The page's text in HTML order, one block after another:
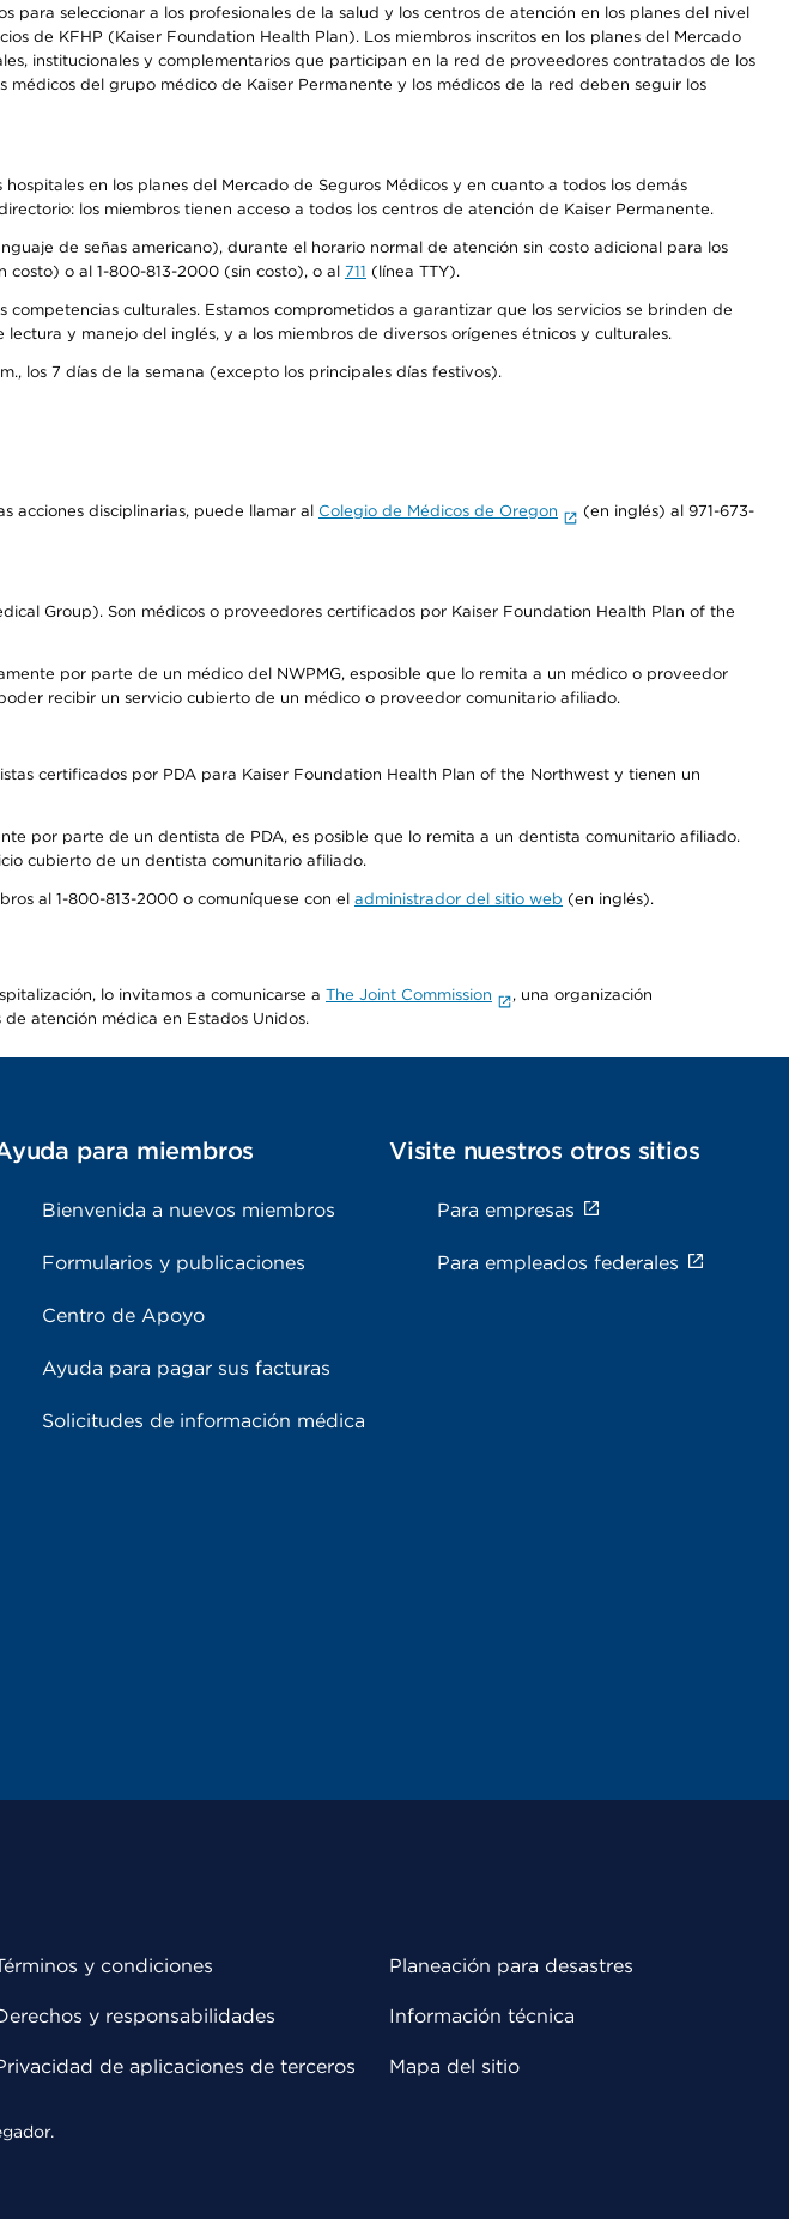
seleccionar a los profesionales de la salud y los centros de atención en los planes del nivel
de KFHP (Kaiser Foundation Health Plan). Los miembros inscritos en los planes del Mercado
institucionales y complementarios que participan en la red de proveedores contratados de los
del grupo médico de Kaiser Permanente y los médicos de la red deben seguir los
en los planes del Mercado de Seguros Médicos y en cuanto a todos los demás
los miembros tienen acceso a todos los centros de atención de Kaiser Permanente.
de señas americano), durante el horario normal de atención sin costo adicional para los
costo) o al 1-800-813-2000 (sin costo), o al 711 (línea TTY).
culturales. Estamos comprometidos a garantizar que los servicios se brinden de
y manejo del inglés, y a los miembros de diversos orígenes étnicos y culturales.
los 7 días de la semana (excepto los principales días festivos).
acciones disciplinarias, puede llamar al Colegio de Médicos de Oregon
(en inglés) al 971-673-
Group). Son médicos o proveedores certificados por Kaiser Foundation Health Plan of the
por parte de un médico del NWPMG, esposible que lo remita a un médico o proveedor
recibir un servicio cubierto de un médico o proveedor comunitario afiliado.
certificados por PDA para Kaiser Foundation Health Plan of the Northwest y tienen un
por parte de un dentista de PDA, es posible que lo remita a un dentista comunitario afiliado.
cubierto de un dentista comunitario afiliado.
al 1-800-813-2000 o comuníquese con el administrador del sitio web (en inglés).
lo invitamos a comunicarse a The Joint Commission
, una organización
atención médica en Estados Unidos.
para miembros
Bienvenida a nuevos miembros
Formularios y publicaciones
Centro de Apoyo
Ayuda para pagar sus facturas
Solicitudes de información médica
Visite nuestros otros sitios
Para empresas
Para empleados federales
y condiciones
y responsabilidades
de aplicaciones de terceros
Planeación para desastres
Información técnica
Mapa del sitio